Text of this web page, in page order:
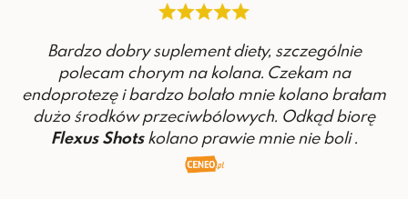
Bardzo dobry suplement diety, szczególnie
polecam chorym na kolana. Czekam na
endoprotezę i bardzo bolało mnie kolano brałam
dużo środków przeciwbólowych. Odkąd biorę
Flexus Shotskolano prawie mnie nie boli .